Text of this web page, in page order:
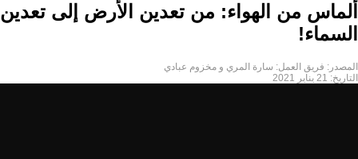
ألماس من الهواء: من تعدين الأرض إلى تعدين
السماء!
المصدر: فريق العمل: سارة المري و مخزوم عبادي
التاريخ: 21 يناير 2021